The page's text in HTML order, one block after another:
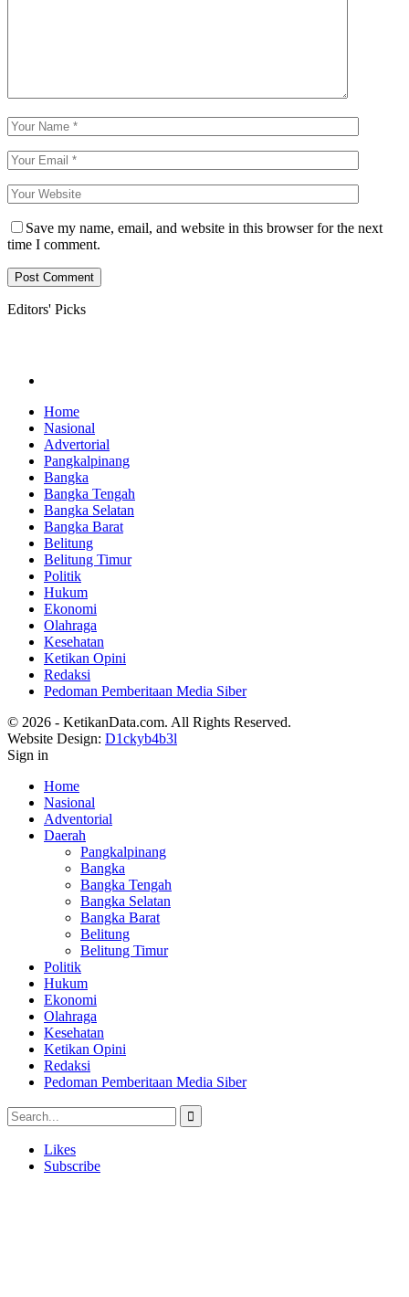
Save my name, email, and website in this browser for the next
time I comment.
Editors' Picks
Home
Nasional
Advertorial
Pangkalpinang
Bangka
Bangka Tengah
Bangka Selatan
Bangka Barat
Belitung
Belitung Timur
Politik
Hukum
Ekonomi
Olahraga
Kesehatan
Ketikan Opini
Redaksi
Pedoman Pemberitaan Media Siber
© 2026 - KetikanData.com. All Rights Reserved.
Website Design: D1ckyb4b3l
Sign in
Home
Nasional
Adventorial
Daerah
Pangkalpinang
Bangka
Bangka Tengah
Bangka Selatan
Bangka Barat
Belitung
Belitung Timur
Politik
Hukum
Ekonomi
Olahraga
Kesehatan
Ketikan Opini
Redaksi
Pedoman Pemberitaan Media Siber
Likes
Subscribe